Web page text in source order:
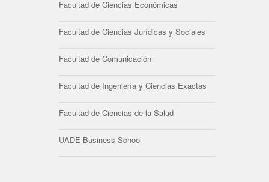
Facultad de Ciencias Económicas
Facultad de Ciencias Jurídicas y Sociales
Facultad de Comunicación
Facultad de Ingeniería y Ciencias Exactas
Facultad de Ciencias de la Salud
UADE Business School